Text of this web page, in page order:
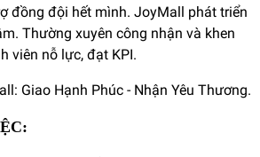
đồng đội hết mình. JoyMall phát triển
Thường xuyên công nhận và khen
viên nỗ lực, đạt KPI.
Giao Hạnh Phúc - Nhận Yêu Thương.